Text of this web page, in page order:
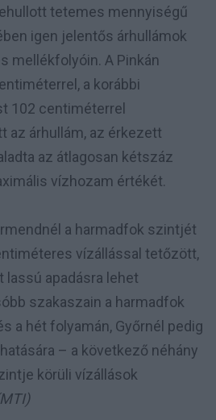
tetemes mennyiségű
igen jelentős árhullámok
mellékfolyóin. A Pinkán
a korábbi
102 centiméterrel
az árhullám, az érkezett
az átlagosan kétszáz
vízhozam értékét.
a harmadfok szintjét
vízállással tetőzött,
apadásra lehet
szakaszain a harmadfok
a hét folyamán, Győrnél pedig
– a következő néhány
körüli vízállások